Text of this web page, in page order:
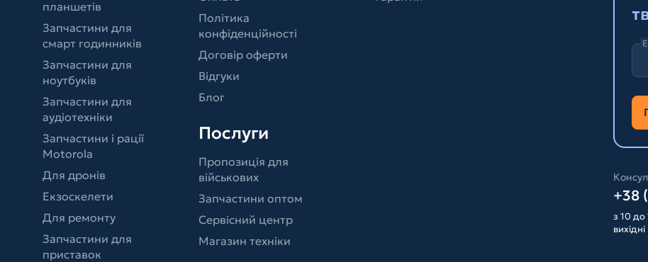
планшетів
Запчастини для
смарт годинників
Запчастини для
ноутбуків
Запчастини для
аудіотехніки
Запчастини і рації
Motorola
Для дронів
Екзоскелети
Для ремонту
Запчастини для
приставок
Політика
конфіденційності
Договір оферти
Відгуки
Блог
Послуги
Пропозиція для
військових
Запчастини оптом
Сервісний центр
Магазин техніки
+38
з 10 до
вихідні